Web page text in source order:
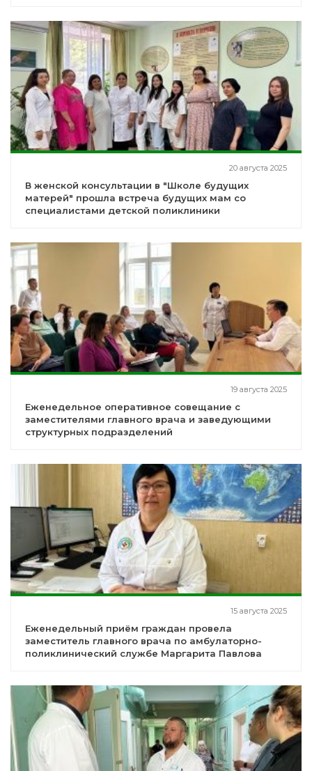
20 августа 2025
В женской консультации в "Школе будущих
матерей" прошла встреча будущих мам со
специалистами детской поликлиники
19 августа 2025
Еженедельное оперативное совещание с
заместителями главного врача и заведующими
структурных подразделений
15 августа 2025
Еженедельный приём граждан провела
заместитель главного врача по амбулаторно-
поликлинический службе Маргарита Павлова